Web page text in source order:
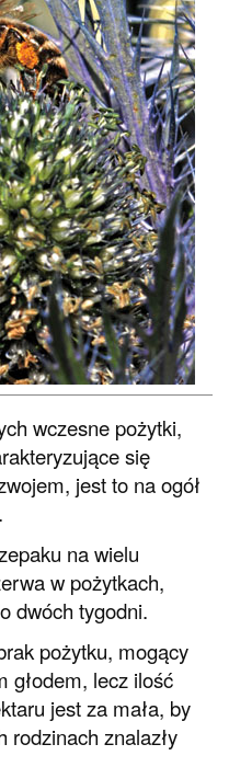
wczesne pożytki,
się
jest to na ogół
na wielu
w pożytkach,
dwóch tygodni.
pożytku, mogący
głodem, lecz ilość
jest za mała, by
rodzinach znalazły